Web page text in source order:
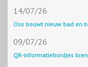
14/07/26
Oss bouwt nieuw bad en
09/07/26
QR-informatiebordjes